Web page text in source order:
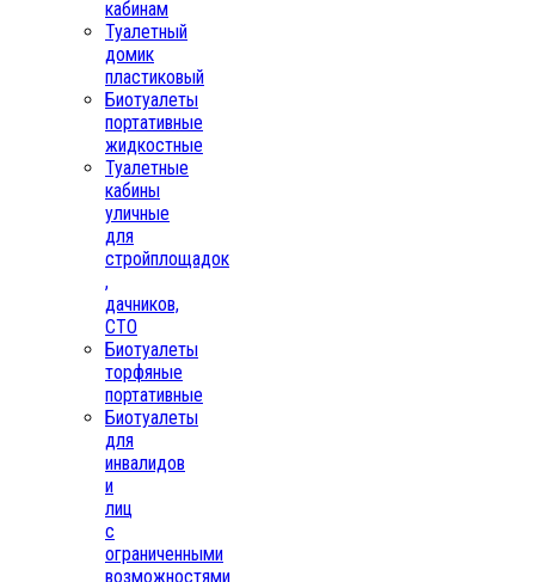
кабинам
Туалетный
домик
пластиковый
Биотуалеты
портативные
жидкостные
Туалетные
кабины
уличные
для
стройплощадок
,
дачников,
СТО
Биотуалеты
торфяные
портативные
Биотуалеты
для
инвалидов
и
лиц
с
ограниченными
возможностями